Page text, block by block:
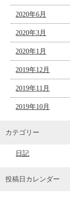
2020年6月
2020年3月
2020年1月
2019年12月
2019年11月
2019年10月
カテゴリー
日記
投稿日カレンダー